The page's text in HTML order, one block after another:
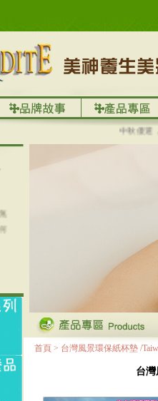
中秋優選，大
首頁 > 台灣風景環保紙杯墊 /
台灣